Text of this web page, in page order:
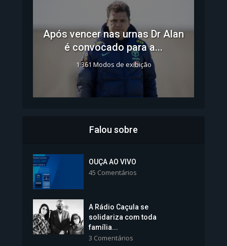
Após vencer nas urnas Dr Alan
é convocado para a...
1.361 Modos de exibição
Colégios da Polícia...
Falou sobre
OUÇA AO VIVO
45 Comentários
A Rádio Caçula se
solidariza com toda
família...
3 Comentários